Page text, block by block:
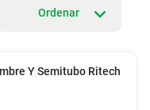
Y Semitubo Ritech